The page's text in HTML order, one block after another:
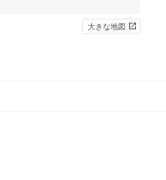
大きな地図